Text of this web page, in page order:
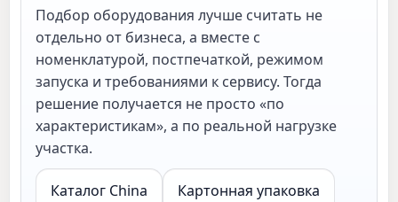
Подбор оборудования лучше считать не
отдельно от бизнеса, а вместе с
номенклатурой, постпечаткой, режимом
запуска и требованиями к сервису. Тогда
решение получается не просто «по
характеристикам», а по реальной нагрузке
участка.
Каталог China Картонная упаковка